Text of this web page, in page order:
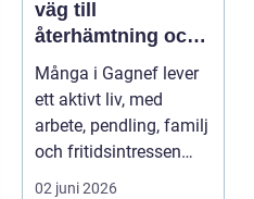
väg till
återhämtning och
bättre hälsa
Många i Gagnef lever
ett aktivt liv, med
arbete, pendling, familj
och fritidsintressen
som ska få pl...
02 juni 2026